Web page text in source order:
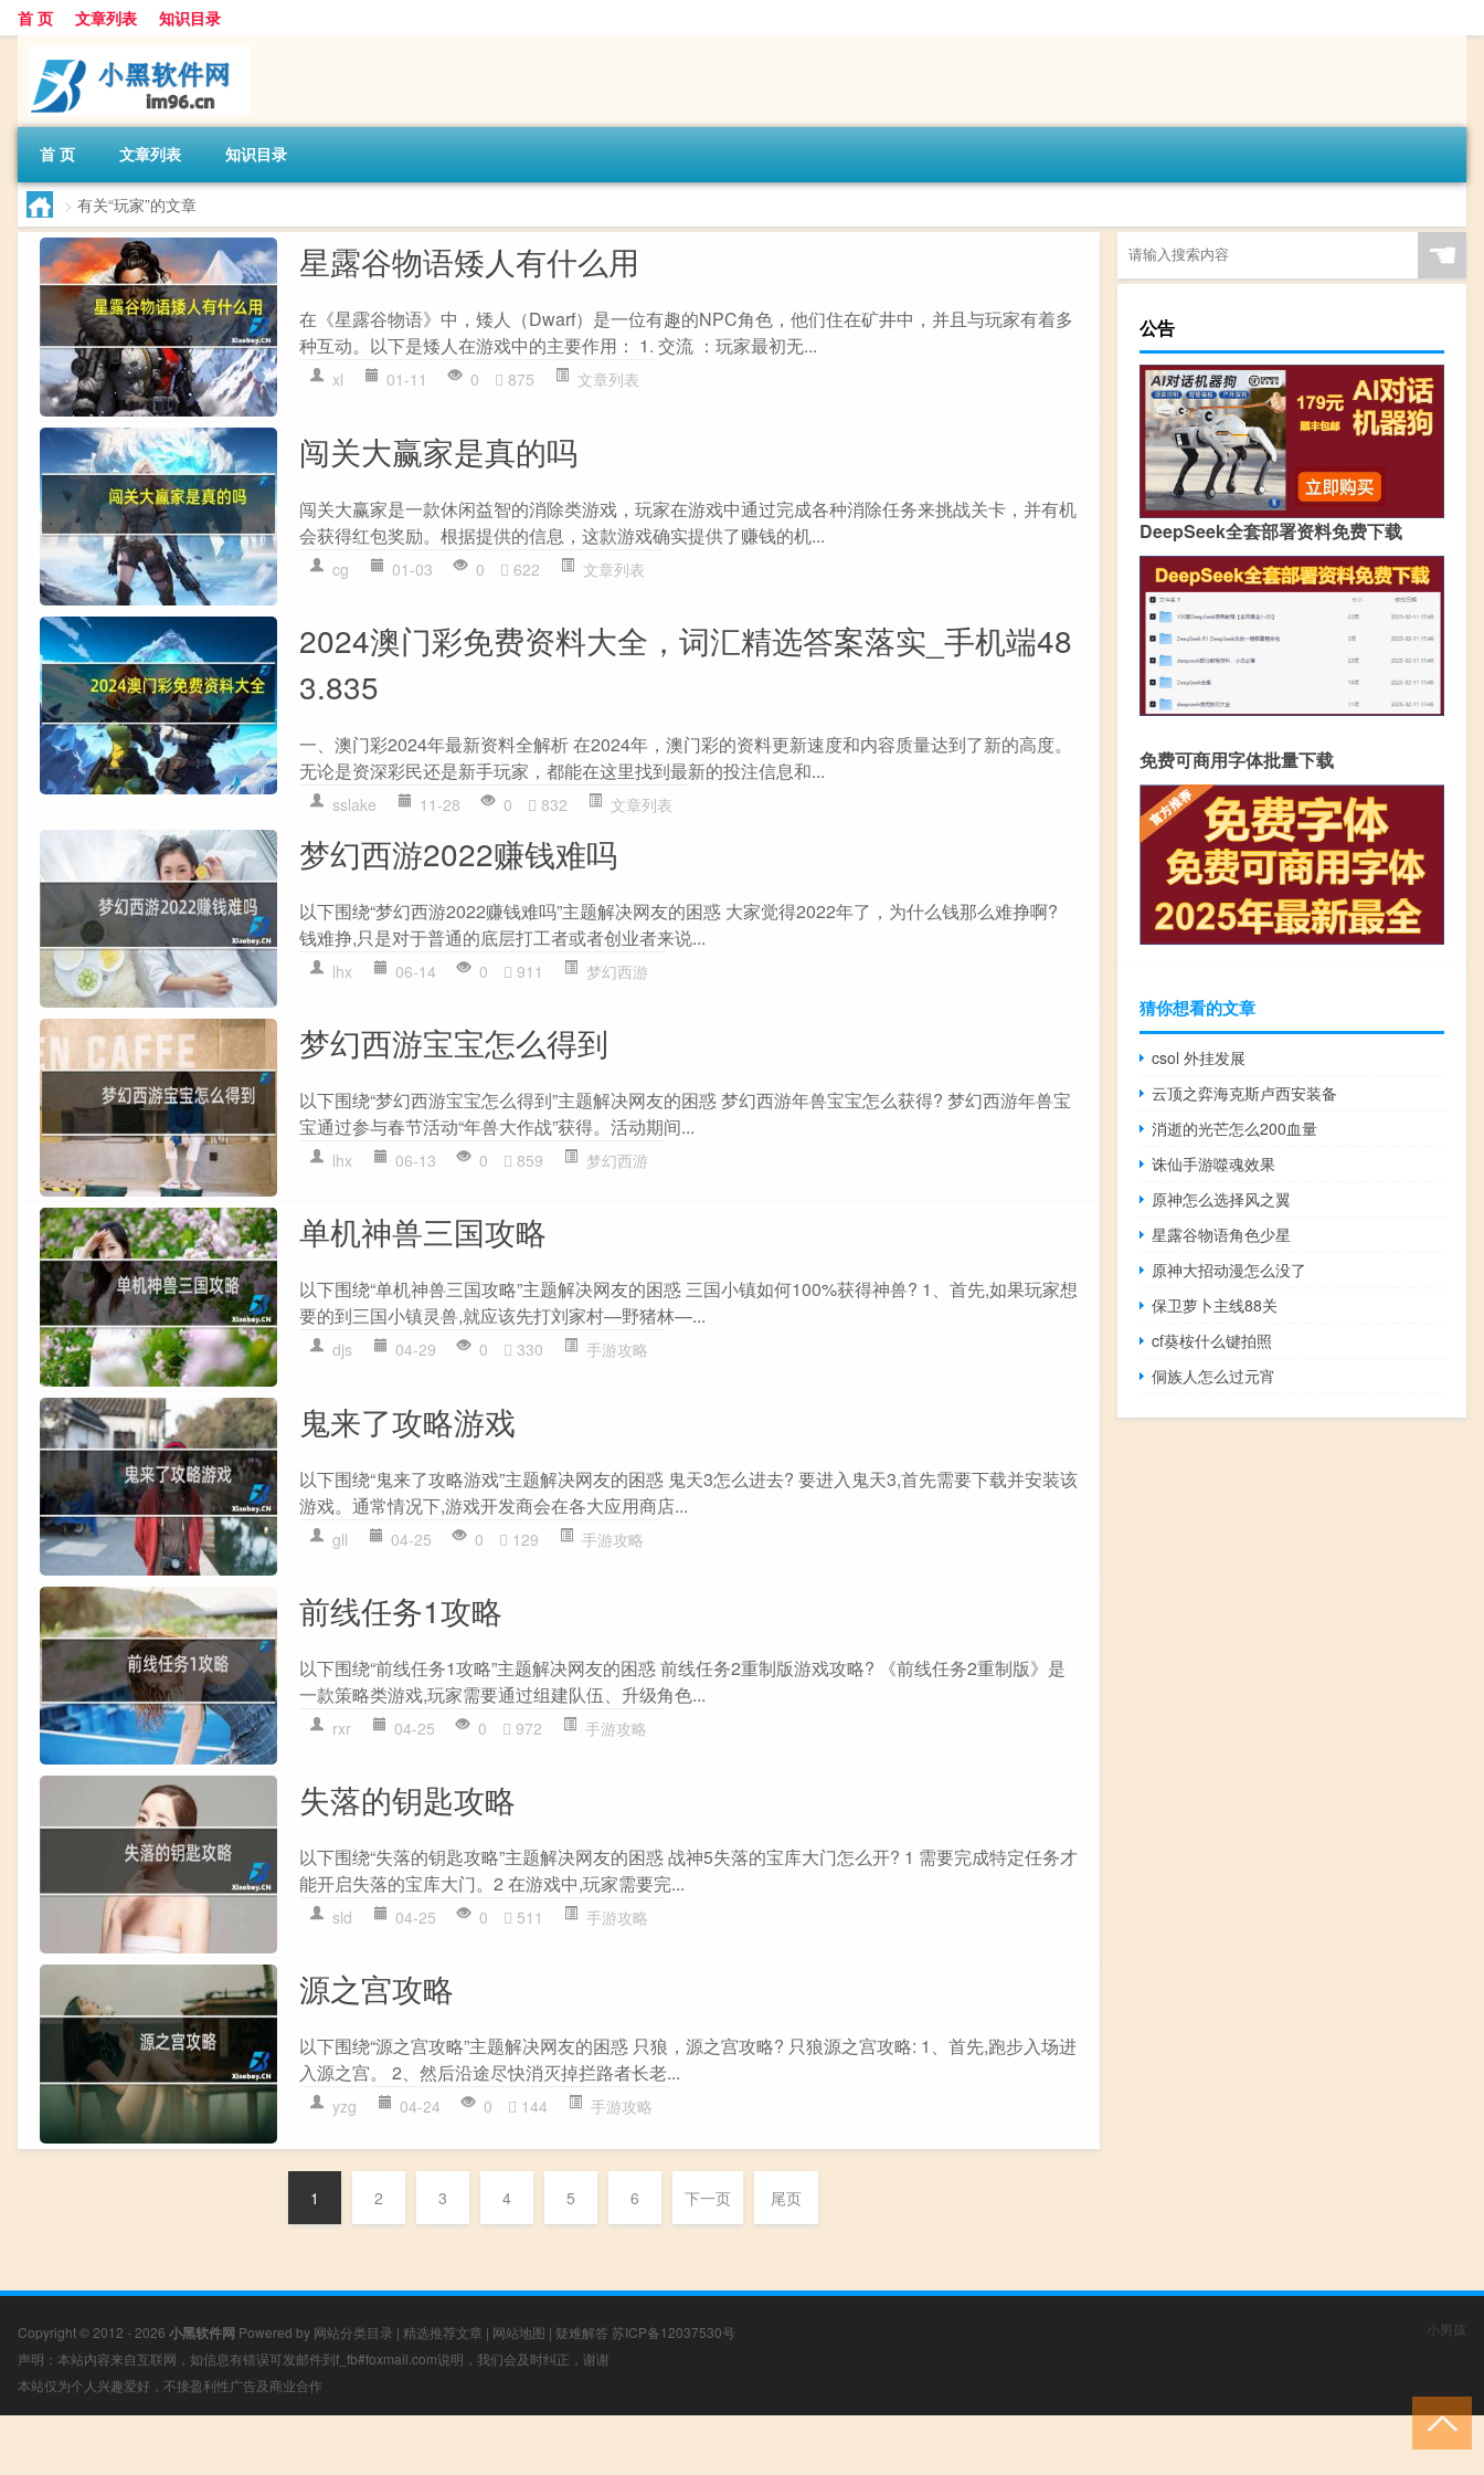
首 页 文章列表 知识目录
首 页 文章列表 知识目录
> 有关“玩家”的文章
星露谷物语矮人有什么用
在《星露谷物语》中，矮人（Dwarf）是一位有趣的NPC角色，他们住在矿井中，并且与玩家有着多
种互动。以下是矮人在游戏中的主要作用： 1. 交流 ：玩家最初无...
xl 01-11 0 875 文章列表
闯关大赢家是真的吗
闯关大赢家是一款休闲益智的消除类游戏，玩家在游戏中通过完成各种消除任务来挑战关卡，并有机
会获得红包奖励。根据提供的信息，这款游戏确实提供了赚钱的机...
cg 01-03 0 622 文章列表
2024澳门彩免费资料大全，词汇精选答案落实_手机端48
3.835
一、澳门彩2024年最新资料全解析 在2024年，澳门彩的资料更新速度和内容质量达到了新的高度。
无论是资深彩民还是新手玩家，都能在这里找到最新的投注信息和...
sslake 11-28 0 832 文章列表
梦幻西游2022赚钱难吗
以下围绕“梦幻西游2022赚钱难吗”主题解决网友的困惑 大家觉得2022年了，为什么钱那么难挣啊?
钱难挣,只是对于普通的底层打工者或者创业者来说...
lhx 06-14 0 911 梦幻西游
梦幻西游宝宝怎么得到
以下围绕“梦幻西游宝宝怎么得到”主题解决网友的困惑 梦幻西游年兽宝宝怎么获得? 梦幻西游年兽宝
宝通过参与春节活动“年兽大作战”获得。活动期间...
lhx 06-13 0 859 梦幻西游
单机神兽三国攻略
以下围绕“单机神兽三国攻略”主题解决网友的困惑 三国小镇如何100%获得神兽? 1、首先,如果玩家想
要的到三国小镇灵兽,就应该先打刘家村—野猪林—...
djs 04-29 0 330 手游攻略
鬼来了攻略游戏
以下围绕“鬼来了攻略游戏”主题解决网友的困惑 鬼天3怎么进去? 要进入鬼天3,首先需要下载并安装该
游戏。通常情况下,游戏开发商会在各大应用商店...
gll 04-25 0 129 手游攻略
前线任务1攻略
以下围绕“前线任务1攻略”主题解决网友的困惑 前线任务2重制版游戏攻略? 《前线任务2重制版》是
一款策略类游戏,玩家需要通过组建队伍、升级角色...
rxr 04-25 0 972 手游攻略
失落的钥匙攻略
以下围绕“失落的钥匙攻略”主题解决网友的困惑 战神5失落的宝库大门怎么开? 1 需要完成特定任务才
能开启失落的宝库大门。2 在游戏中,玩家需要完...
sld 04-25 0 511 手游攻略
源之宫攻略
以下围绕“源之宫攻略”主题解决网友的困惑 只狼，源之宫攻略? 只狼源之宫攻略: 1、首先,跑步入场进
入源之宫。 2、然后沿途尽快消灭掉拦路者长老...
yzg 04-24 0 144 手游攻略
1 2 3 4 5 6 下一页 尾页
☚
公告
DeepSeek全套部署资料免费下载
免费可商用字体批量下载
猜你想看的文章
csol 外挂发展
云顶之弈海克斯卢西安装备
消逝的光芒怎么200血量
诛仙手游噬魂效果
原神怎么选择风之翼
星露谷物语角色少星
原神大招动漫怎么没了
保卫萝卜主线88关
cf葵桉什么键拍照
侗族人怎么过元宵
Copyright © 2012 - 2026 小黑软件网 Powered by 网站分类目录 | 精选推荐文章 | 网站地图 | 疑难解答 苏ICP备12037530号
声明：本站内容来自互联网，如信息有错误可发邮件到f_fb#foxmail.com说明，我们会及时纠正，谢谢
本站仅为个人兴趣爱好，不接盈利性广告及商业合作
小男孩